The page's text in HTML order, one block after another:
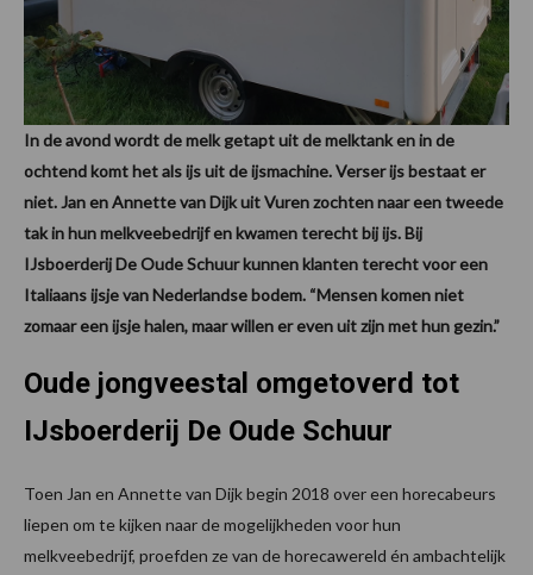
In de avond wordt de melk getapt uit de melktank en in de
ochtend komt het als ijs uit de ijsmachine. Verser ijs bestaat er
niet. Jan en Annette van Dijk uit Vuren zochten naar een tweede
tak in hun melkveebedrijf en kwamen terecht bij ijs. Bij
IJsboerderij De Oude Schuur kunnen klanten terecht voor een
Italiaans ijsje van Nederlandse bodem. “Mensen komen niet
zomaar een ijsje halen, maar willen er even uit zijn met hun gezin.”
Oude jongveestal omgetoverd tot
IJsboerderij De Oude Schuur
Toen Jan en Annette van Dijk begin 2018 over een horecabeurs
liepen om te kijken naar de mogelijkheden voor hun
melkveebedrijf, proefden ze van de horecawereld én ambachtelijk